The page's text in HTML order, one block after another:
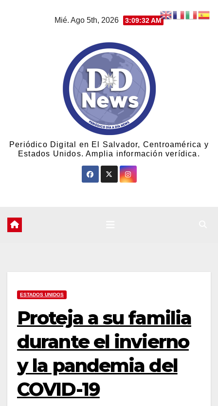
Mié. Ago 5th, 2026 3:09:33 AM
Periódico Digital en El Salvador, Centroamérica y
Estados Unidos. Amplia información verídica.
ESTADOS UNIDOS
Proteja a su familia
durante el invierno
y la pandemia del
COVID-19